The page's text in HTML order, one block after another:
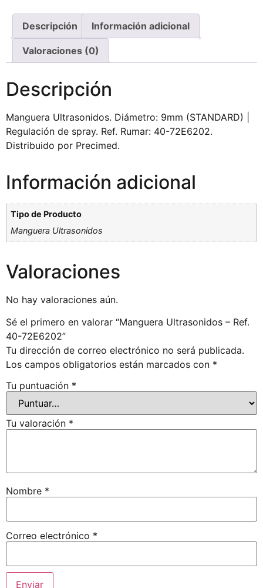
Descripción Información adicional
Valoraciones (0)
Descripción
Manguera Ultrasonidos. Diámetro: 9mm (STANDARD) |
Regulación de spray. Ref. Rumar: 40-72E6202.
Distribuido por Precimed.
Información adicional
Tipo de Producto
Manguera Ultrasonidos
Valoraciones
No hay valoraciones aún.
Sé el primero en valorar “Manguera Ultrasonidos – Ref.
40-72E6202”
Tu dirección de correo electrónico no será publicada.
Los campos obligatorios están marcados con *
Tu puntuación *
Tu valoración *
Nombre *
Correo electrónico *